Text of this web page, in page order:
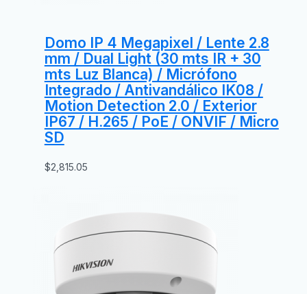
Domo IP 4 Megapixel / Lente 2.8
mm / Dual Light (30 mts IR + 30
mts Luz Blanca) / Micrófono
Integrado / Antivandálico IK08 /
Motion Detection 2.0 / Exterior
IP67 / H.265 / PoE / ONVIF / Micro
SD
$2,815.05